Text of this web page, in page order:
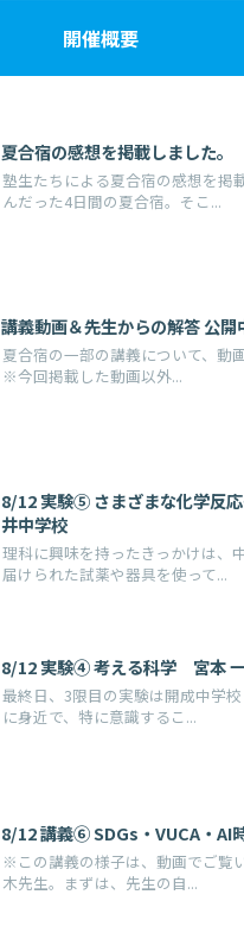
開催概要
夏合宿の感想を掲載しました。
塾生たちによる夏合宿の感想を掲
んだった4日間の夏合宿。そこ...
講義動画＆先生からの解答 公開
夏合宿の一部の講義について、動
※今回掲載した動画以外...
8/12 実験⑤ さまざまな化学反
井中学校
理科に興味を持ったきっかけは、
届けられた試薬や器具を使って...
8/12 実験④ 考える科学 宮本
最終日、3限目の実験は開成中学
に身近で、特に意識するこ...
8/12 講義⑥ SDGs・VUCA・AI
※この講義の様子は、動画でご覧
木先生。まずは、先生の自...